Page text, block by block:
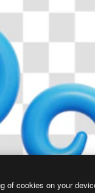
of cookies on your